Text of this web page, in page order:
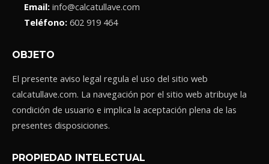
Email: info@calcatullave.com
Teléfono: 602 919 464
OBJETO
El presente aviso legal regula el uso del sitio web
calcatullave.com. La navegación por el sitio web atribuye la
condición de usuario e implica la aceptación plena de las
presentes disposiciones.
PROPIEDAD INTELECTUAL